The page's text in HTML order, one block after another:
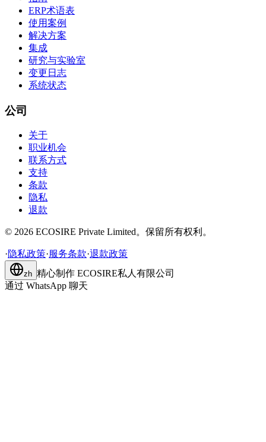
ERP术语表
使用案例
解决方案
集成
研究与实验室
变更日志
系统状态
公司
关于
职业机会
联系方式
支持
条款
隐私
退款
© 2026 ECOSIRE Private Limited。保留所有权利。
·隐私政策·服务条款·退款政策
zh 精心制作 ECOSIRE私人有限公司
通过 WhatsApp 聊天